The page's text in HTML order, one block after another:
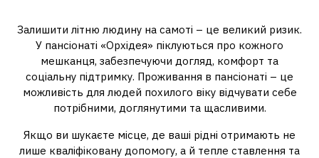
Залишити літню людину на самоті – це великий ризик.
У пансіонаті «Орхідея» піклуються про кожного
мешканця, забезпечуючи догляд, комфорт та
соціальну підтримку. Проживання в пансіонаті – це
можливість для людей похилого віку відчувати себе
потрібними, доглянутими та щасливими.
Якщо ви шукаєте місце, де ваші рідні отримають не
лише кваліфіковану допомогу, а й тепле ставлення та